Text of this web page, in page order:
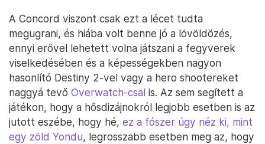
A Concord viszont csak ezt a lécet tudta
megugrani, és hiába volt benne jó a lövöldözés,
ennyi erővel lehetett volna játszani a fegyverek
viselkedésében és a képességekben nagyon
hasonlító Destiny 2-vel vagy a hero shootereket
naggyá tevő Overwatch-csal is. Az sem segített a
játékon, hogy a hősdizájnokról legjobb esetben is az
jutott eszébe, hogy hé, ez a fószer úgy néz ki, mint
egy zöld Yondu, legrosszabb esetben meg az, hogy